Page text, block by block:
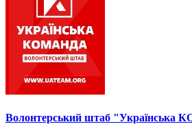
Волонтерський штаб